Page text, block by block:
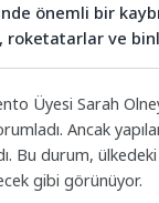
önemli bir
roketatarlar ve
Üyesi Sarah
Ancak
Bu durum,
gibi görünüyor.